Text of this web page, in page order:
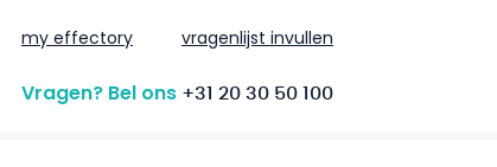
my effectory vragenlijst invullen
Vragen? Bel ons +31 20 30 50 100